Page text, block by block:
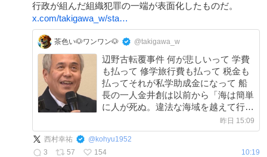
行政が組んだ組織犯罪の一端が表面化したものだ。
x.com/takigawa_w/sta…
茶色い🐶ワンワン🐶 @takigawa_w
辺野古転覆事件 何が悲しいって 学費
も払って 修学旅行費も払って 税金も
払ってそれが私学助成金になって 船
長の一人金井創は以前から「海は簡単
に人が死ぬ。違法な海域を越えて行
く」と学校の研修会で発言し 校長と
教員はそれを聞いていて 2022年から
生徒から「怖い」との声があがり無視
昨日 15:09
西村幸祐 @ kohyu1952
3
57 154 10:19